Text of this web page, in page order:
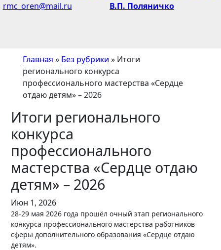
rmc_oren@mail.ru
В.П. Поляничко
Главная » Без рубрики » Итоги
регионального конкурса
профессионального мастерства «Сердце
отдаю детям» – 2026
Итоги регионального
конкурса
профессионального
мастерства «Сердце отдаю
детям» – 2026
Июн 1, 2026
28-29 мая 2026 года прошёл очный этап регионального
конкурса профессионального мастерства работников
сферы дополнительного образования «Сердце отдаю
детям».